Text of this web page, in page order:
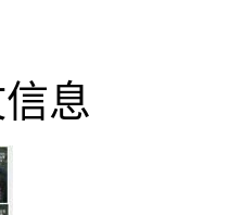
息